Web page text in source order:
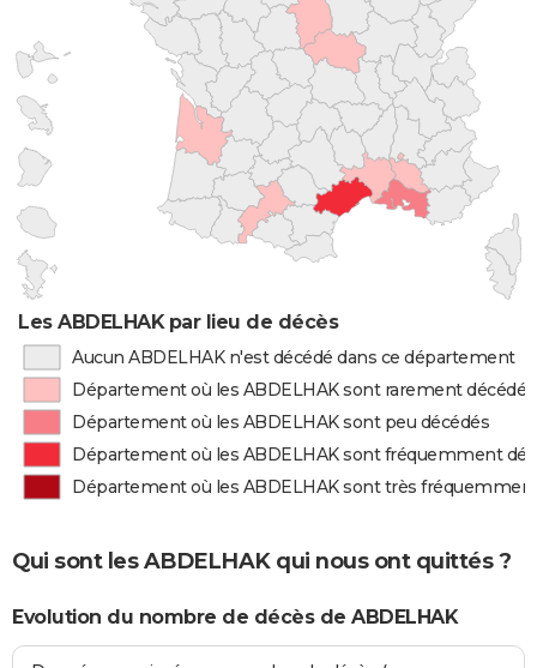
Les ABDELHAK par lieu de décès
Aucun ABDELHAK n'est décédé dans ce département
Département où les ABDELHAK sont rarement décédés
Département où les ABDELHAK sont peu décédés
Département où les ABDELHAK sont fréquemment
Département où les ABDELHAK sont très
Qui sont les ABDELHAK qui nous ont quittés ?
Evolution du nombre de décès de ABDELHAK